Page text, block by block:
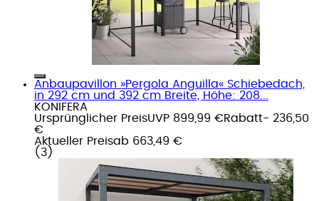
Anbaupavillon »Pergola Anguilla« Schiebedach,
in 292 cm und 392 cm Breite, Höhe: 208...
KONIFERA
Ursprünglicher PreisUVP 899,99 €Rabatt- 236,50
€
Aktueller Preisab 663,49 €
( 3 )